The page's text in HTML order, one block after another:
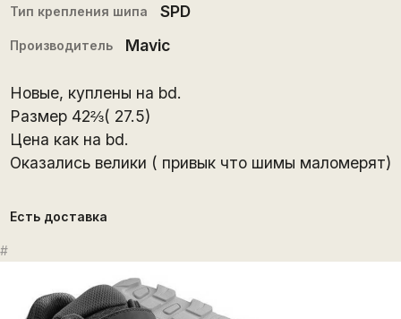
Тип крепления шипа SPD
Производитель Mavic
Новые, куплены на bd.
Размер 42⅔( 27.5)
Цена как на bd.
Оказались велики ( привык что шимы маломерят)
Есть доставка
#